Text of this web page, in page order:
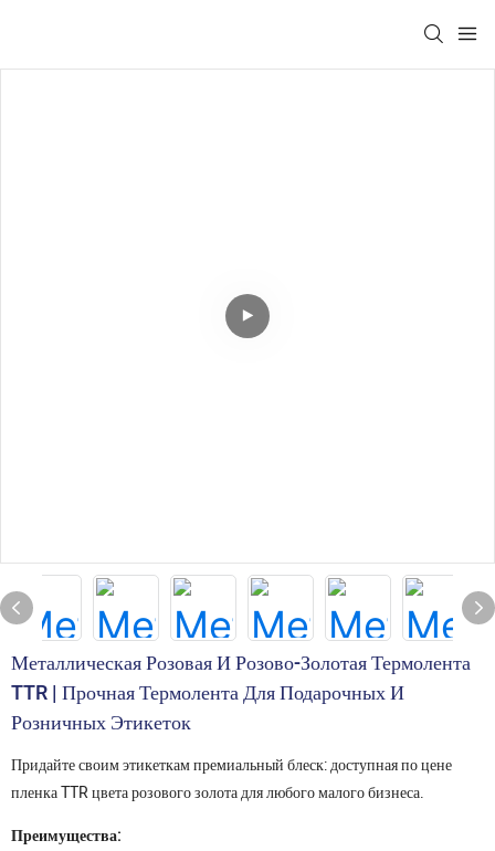
Металлическая Розовая И Розово-Золотая Термолента
TTR | Прочная Термолента Для Подарочных И
Розничных Этикеток
Придайте своим этикеткам премиальный блеск: доступная по цене
пленка TTR цвета розового золота для любого малого бизнеса.
Преимущества: